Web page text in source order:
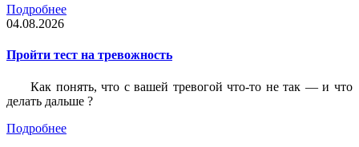
Подробнее
04.08.2026
Пройти тест на тревожность
Как понять, что с вашей тревогой что-то не так — и что
делать дальше ?
Подробнее